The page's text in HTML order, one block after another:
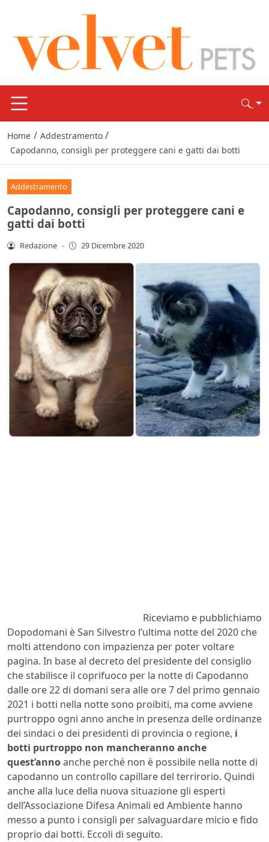
Home / Addestramento /
Capodanno, consigli per proteggere cani e gatti dai botti
Addestramento
Capodanno, consigli per proteggere cani e
gatti dai botti
Redazione - 29 Dicembre 2020
Riceviamo e pubblichiamo
Dopodomani è San Silvestro l’ultima notte del 2020 che
molti attendono con impazienza per poter voltare
pagina. In base al decreto del presidente del consiglio
che stabilisce il coprifuoco per la notte di Capodanno
dalle ore 22 di domani sera alle ore 7 del primo gennaio
2021 i botti nella notte sono proibiti, ma come avviene
purtroppo ogni anno anche in presenza delle ordinanze
dei sindaci o dei presidenti di provincia o regione, i
botti purtroppo non mancheranno anche
quest’annoanche perché non è possibile nella notte di
capodanno un controllo capillare del terrirorio. Quindi
anche alla luce della nuova situazione gli esperti
dell’Associazione Difesa Animali ed Ambiente hanno
messo a punto i consigli per salvaguardare micio e fido
proprio dai botti. Eccoli di seguito.